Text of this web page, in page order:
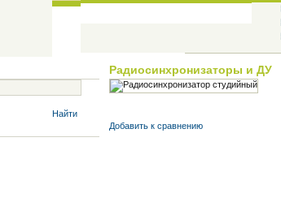
Найти
Радиосинхронизаторы и ДУ
Добавить к cравнению